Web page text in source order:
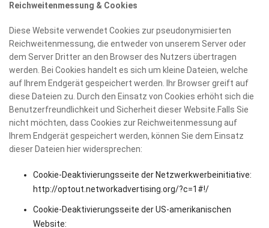
Reichweitenmessung & Cookies
Diese Website verwendet Cookies zur pseudonymisierten
Reichweitenmessung, die entweder von unserem Server oder
dem Server Dritter an den Browser des Nutzers übertragen
werden. Bei Cookies handelt es sich um kleine Dateien, welche
auf Ihrem Endgerät gespeichert werden. Ihr Browser greift auf
diese Dateien zu. Durch den Einsatz von Cookies erhöht sich die
Benutzerfreundlichkeit und Sicherheit dieser Website.Falls Sie
nicht möchten, dass Cookies zur Reichweitenmessung auf
Ihrem Endgerät gespeichert werden, können Sie dem Einsatz
dieser Dateien hier widersprechen:
Cookie-Deaktivierungsseite der Netzwerkwerbeinitiative:
http://optout.networkadvertising.org/?c=1#!/
Cookie-Deaktivierungsseite der US-amerikanischen
Website: